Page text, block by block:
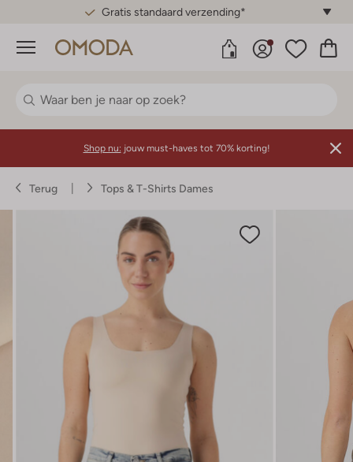
Gratis standaard verzending*
Menu
Shop nu: jouw must-haves tot 70% korting!
Terug Tops & T-Shirts Dames